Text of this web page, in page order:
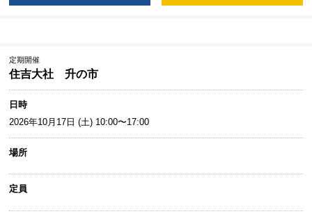
定期開催
住吉大社 升の市
日時
2026年10月17日 (土) 10:00〜17:00
場所
定員